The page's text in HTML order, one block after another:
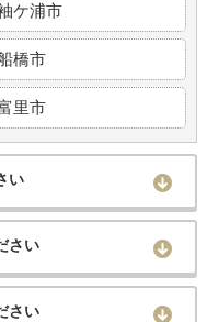
ケ浦市
橋市
里市
い
さい
さい